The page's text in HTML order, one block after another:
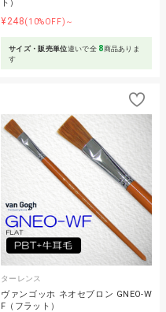
ト）
¥248(10%OFF)～
サイズ・販売単位違いで全 8商品ありま
す
ターレンス
ヴァンゴッホ ネオセブロン GNEO-W
F（フラット）